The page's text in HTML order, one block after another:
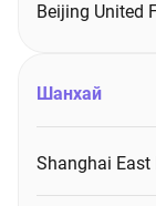
Beijing United
Шанхай
Shanghai